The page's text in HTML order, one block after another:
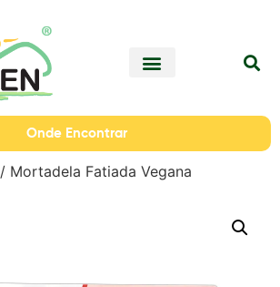
Onde Encontrar
/ Mortadela Fatiada Vegana